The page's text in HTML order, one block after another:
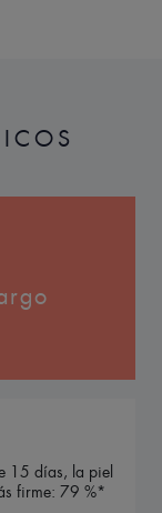
15 días, la piel
firme: 79 %*